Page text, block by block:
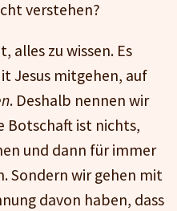
verstehen?
alles zu wissen. Es
Jesus mitgehen, auf
. Deshalb nennen wir
Botschaft ist nichts,
und dann für immer
Sondern wir gehen mit
davon haben, dass